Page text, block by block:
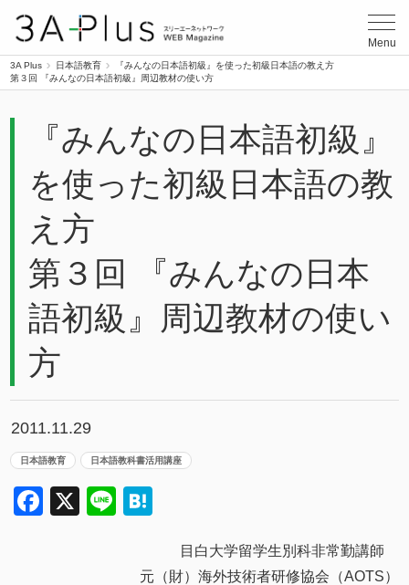
Menu
3A Plus 日本語教育
『みんなの日本語初級』を使った初級日本語の教え方
第３回 『みんなの日本語初級』周辺教材の使い方
『みんなの日本語初級』
を使った初級日本語の教
え方
第３回 『みんなの日本
語初級』周辺教材の使い
方
2011.11.29
日本語教育 日本語教科書活用講座
Facebook
X Line
目白大学留学生別科非常勤講師
元（財）海外技術者研修協会（AOTS）